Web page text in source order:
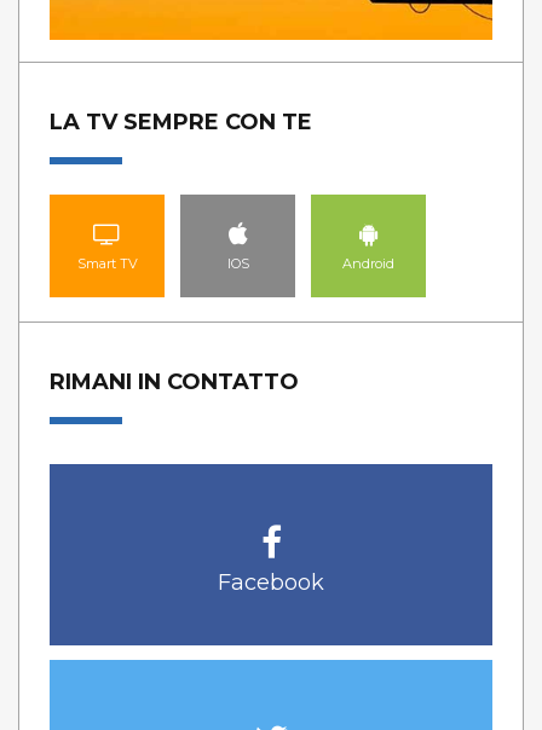
LA TV SEMPRE CON TE
Smart TV IOS Android
RIMANI IN CONTATTO
Facebook